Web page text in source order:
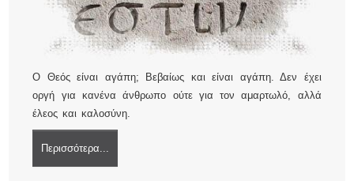
Ο Θεός είναι αγάπη; Βεβαίως και είναι αγάπη. Δεν έχει
οργή για κανένα άνθρωπο ούτε για τον αμαρτωλό, αλλά
έλεος και καλοσύνη.
Περισσότερα...